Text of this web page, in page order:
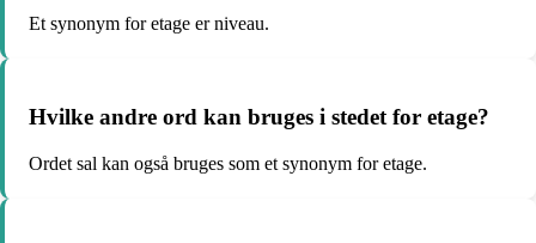
Et synonym for etage er niveau.
Hvilke andre ord kan bruges i stedet for etage?
Ordet sal kan også bruges som et synonym for etage.